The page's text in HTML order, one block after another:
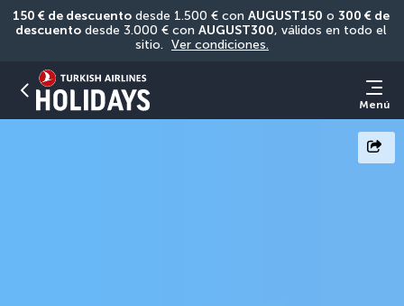
150 € de descuento desde 1.500 € con AUGUST150 o 300 € de
descuento desde 3.000 € con AUGUST300, válidos en todo el
sitio. Ver condiciones.
Menú